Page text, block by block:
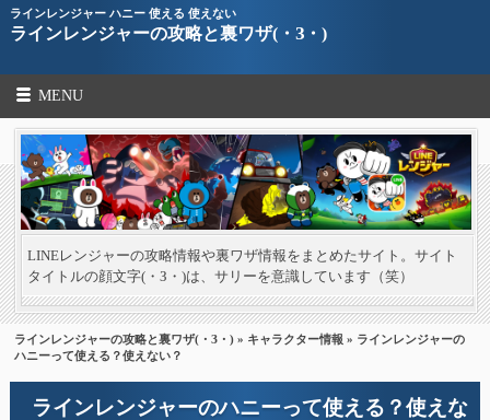
ラインレンジャー ハニー 使える 使えない
ラインレンジャーの攻略と裏ワザ(・З・)
MENU
LINEレンジャーの攻略情報や裏ワザ情報をまとめたサイト。サイト
タイトルの顔文字(・З・)は、サリーを意識しています（笑）
ラインレンジャーの攻略と裏ワザ(・З・) » キャラクター情報 » ラインレンジャーの
ハニーって使える？使えない？
ラインレンジャーのハニーって使える？使えな